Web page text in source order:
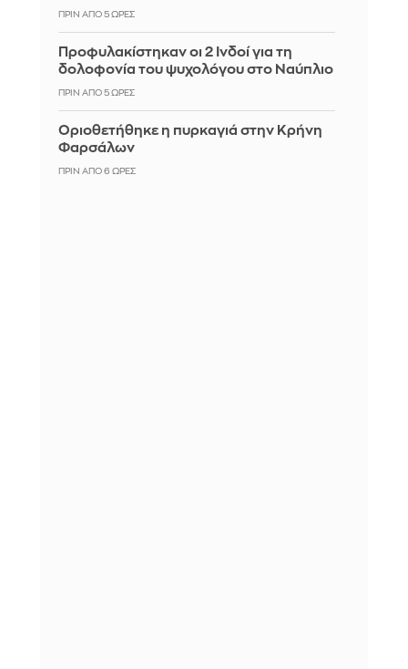
ΠΡΙΝ ΑΠΌ 5 ΏΡΕΣ
Προφυλακίστηκαν οι 2 Ινδοί για τη
δολοφονία του ψυχολόγου στο Ναύπλιο
ΠΡΙΝ ΑΠΌ 5 ΏΡΕΣ
Οριοθετήθηκε η πυρκαγιά στην Κρήνη
Φαρσάλων
ΠΡΙΝ ΑΠΌ 6 ΏΡΕΣ